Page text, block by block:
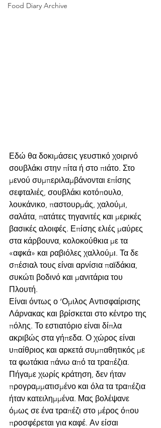
Food Diary Archive
Εδώ θα δοκιμάσεις γευστικό χοιρινό
σουβλάκι στην πίτα ή στο πιάτο. Στο
μενού συμπεριλαμβάνονται επίσης
σεφταλιές, σουβλάκι κοτόπουλο,
λουκάνικο, παστουρμάς, χαλούμι,
σαλάτα, πατάτες τηγανιτές και μερικές
βασικές αλοιφές. Επίσης ελιές μαύρες
στα κάρβουνα, κολοκούθκια με τα
«αφκά» και ραβιόλες χαλλούμι. Τα δε
σπέσιαλ τους είναι αρνίσια παϊδάκια,
συκώτι βοδινό και μανιτάρια του
Πλουτή.
Είναι όντως ο ‘Ομιλος Αντισφαίρισης
Λάρνακας και βρίσκεται στο κέντρο της
πόλης. Το εστιατόριο είναι δίπλα
ακριβώς στα γήπεδα. Ο χώρος είναι
υπαίθριος και αρκετά συμπαθητικός με
τα φωτάκια πάνω από τα τραπέζια.
Πήγαμε χωρίς κράτηση, δεν ήταν
προγραμματισμένο και όλα τα τραπέζια
ήταν κατειλημμένα. Μας βολέψανε
όμως σε ένα τραπέζι στο μέρος όπου
προσφέρεται για καφέ. Αν είσαι